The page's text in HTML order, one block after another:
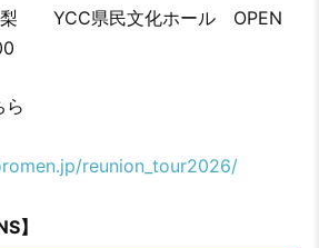
梨 YCC県民文化ホール OPEN
ら
reunion_tour2026/
】